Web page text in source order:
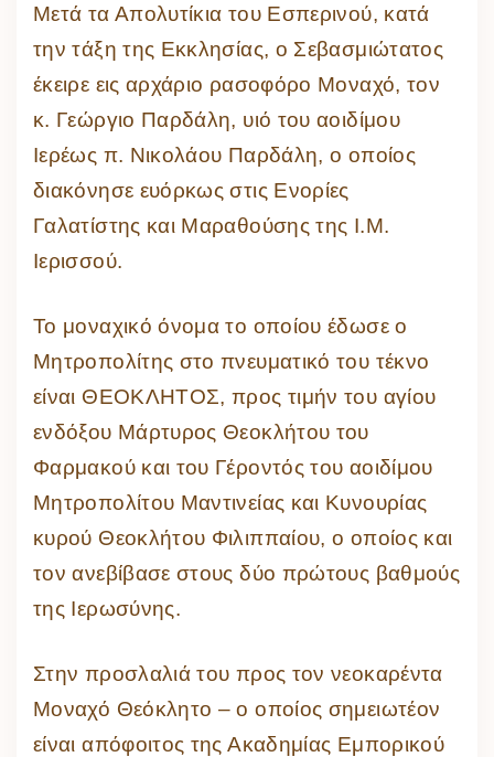
Μετά τα Απολυτίκια του Εσπερινού, κατά
την τάξη της Εκκλησίας, ο Σεβασμιώτατος
έκειρε εις αρχάριο ρασοφόρο Μοναχό, τον
κ. Γεώργιο Παρδάλη, υιό του αοιδίμου
Ιερέως π. Νικολάου Παρδάλη, ο οποίος
διακόνησε ευόρκως στις Ενορίες
Γαλατίστης και Μαραθούσης της Ι.Μ.
Ιερισσού.
Το μοναχικό όνομα το οποίου έδωσε ο
Μητροπολίτης στο πνευματικό του τέκνο
είναι ΘΕΟΚΛΗΤΟΣ, προς τιμήν του αγίου
ενδόξου Μάρτυρος Θεοκλήτου του
Φαρμακού και του Γέροντός του αοιδίμου
Μητροπολίτου Μαντινείας και Κυνουρίας
κυρού Θεοκλήτου Φιλιππαίου, ο οποίος και
τον ανεβίβασε στους δύο πρώτους βαθμούς
της Ιερωσύνης.
Στην προσλαλιά του προς τον νεοκαρέντα
Μοναχό Θεόκλητο – ο οποίος σημειωτέον
είναι απόφοιτος της Ακαδημίας Εμπορικού